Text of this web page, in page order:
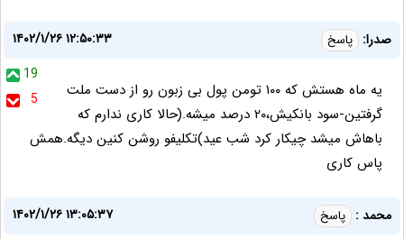
صدرا: پاسخ
۱۴۰۲/۱/۲۶ ۱۲:۵۰:۳۳
19
5
یه ماه هستش که ۱۰۰ تومن پول بی زبون رو از دست ملت
گرفتین-سود بانکیش،۲۰ درصد میشه.(حالا کاری ندارم که
باهاش میشد چیکار کرد شب عید)تکلیفو روشن کنین دیگه.همش
پاس کاری
محمد : پاسخ
۱۴۰۲/۱/۲۶ ۱۳:۰۵:۳۷